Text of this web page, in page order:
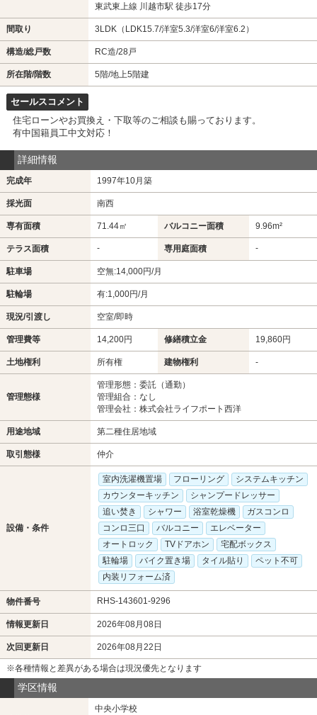
東武東上線 川越市駅 徒歩17分
間取り 3LDK（LDK15.7/洋室5.3/洋室6/洋室6.2）
構造/総戸数 RC造/28戸
所在階/階数 5階/地上5階建
セールスコメント
住宅ローンやお買換え・下取等のご相談も賜っております。
有中国籍員工中文対応！
詳細情報
完成年 1997年10月築
採光面 南西
専有面積 71.44㎡ バルコニー面積 9.96m²
テラス面積 - 専用庭面積 -
駐車場 空無:14,000円/月
駐輪場 有:1,000円/月
現況/引渡し 空室/即時
管理費等 14,200円 修繕積立金 19,860円
土地権利 所有権 建物権利 -
管理態様
管理形態：委託（通勤）
管理組合：なし
管理会社：株式会社ライフポート西洋
用途地域 第二種住居地域
取引態様 仲介
設備・条件
室内洗濯機置場 フローリング
システムキッチン
カウンターキッチン
シャンプードレッサー
追い焚き
シャワー 浴室乾燥機
ガスコンロ
コンロ三口
バルコニー
エレベーター
オートロック
TVドアホン
宅配ボックス
駐輪場
バイク置き場 タイル貼り
ペット不可
内装リフォーム済
物件番号 RHS-143601-9296
情報更新日 2026年08月08日
次回更新日 2026年08月22日
※各種情報と差異がある場合は現況優先となります
学区情報
中央小学校